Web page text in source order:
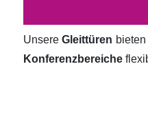
UnsereGleittüren
Konferenzbereiche